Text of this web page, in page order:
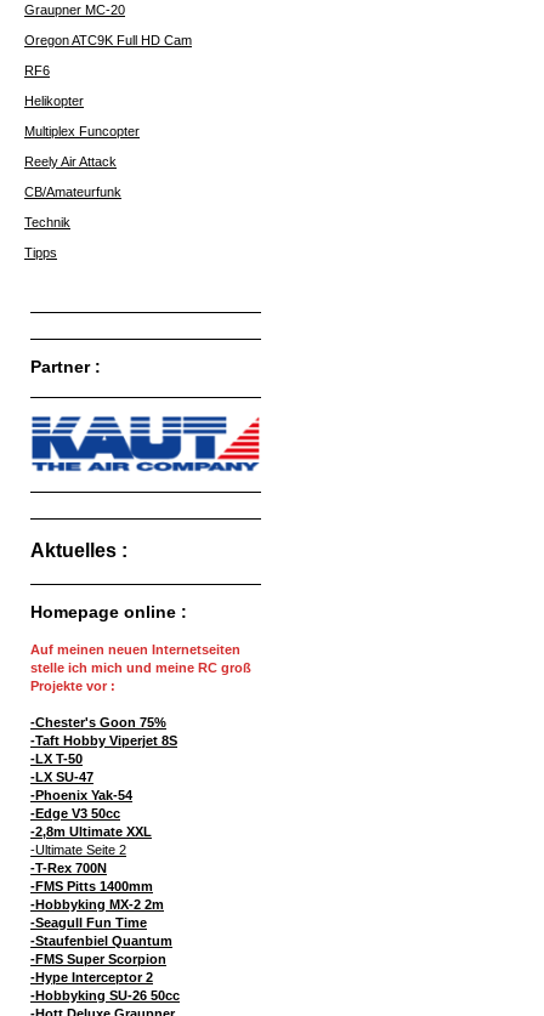
Graupner MC-20
Oregon ATC9K Full HD Cam
RF6
Helikopter
Multiplex Funcopter
Reely Air Attack
CB/Amateurfunk
Technik
Tipps
Partner :
Aktuelles :
Homepage online :
Auf meinen neuen Internetseiten
stelle ich mich und meine RC groß
Projekte vor :
-Chester's Goon 75%
-Taft Hobby Viperjet 8S
-LX T-50
-LX SU-47
-Phoenix Yak-54
-Edge V3 50cc
-2,8m Ultimate XXL
-Ultimate Seite 2
-T-Rex 700N
-FMS Pitts 1400mm
-Hobbyking MX-2 2m
-Seagull Fun Time
-Staufenbiel Quantum
-FMS Super Scorpion
-Hype Interceptor 2
-Hobbyking SU-26 50cc